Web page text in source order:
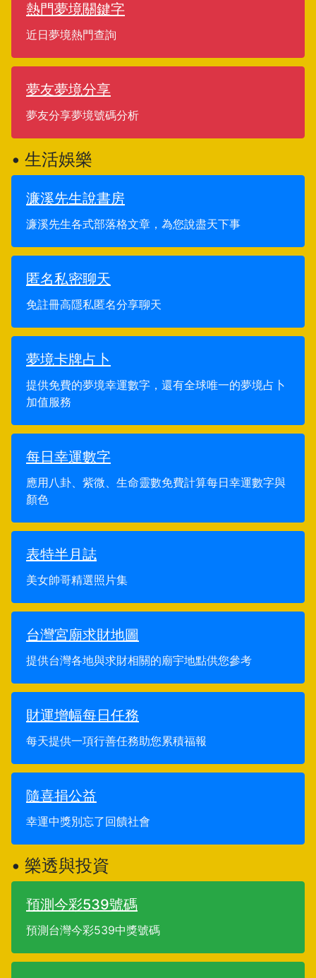
熱門夢境關鍵字
近日夢境熱門查詢
夢友夢境分享
夢友分享夢境號碼分析
• 生活娛樂
濂溪先生說書房
濂溪先生各式部落格文章，為您說盡天下事
匿名私密聊天
免註冊高隱私匿名分享聊天
夢境卡牌占卜
提供免費的夢境幸運數字，還有全球唯一的夢境占卜
加值服務
每日幸運數字
應用八卦、紫微、生命靈數免費計算每日幸運數字與
顏色
表特半月誌
美女帥哥精選照片集
台灣宮廟求財地圖
提供台灣各地與求財相關的廟宇地點供您參考
財運增幅每日任務
每天提供一項行善任務助您累積福報
隨喜捐公益
幸運中獎別忘了回饋社會
• 樂透與投資
預測今彩539號碼
預測台灣今彩539中獎號碼